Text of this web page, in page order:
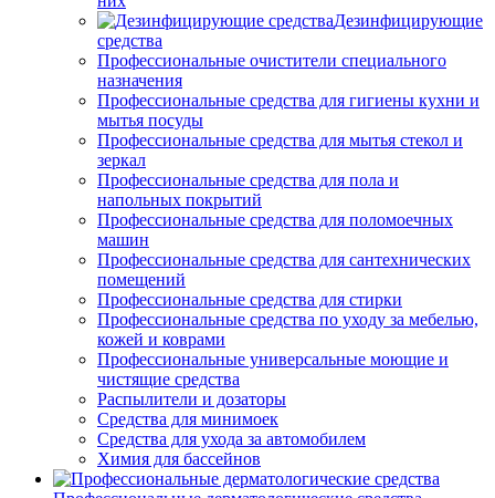
Дезинфицирующие
средства
Профессиональные очистители специального
назначения
Профессиональные средства для гигиены кухни и
мытья посуды
Профессиональные средства для мытья стекол и
зеркал
Профессиональные средства для пола и
напольных покрытий
Профессиональные средства для поломоечных
машин
Профессиональные средства для сантехнических
помещений
Профессиональные средства для стирки
Профессиональные средства по уходу за мебелью,
кожей и коврами
Профессиональные универсальные моющие и
чистящие средства
Распылители и дозаторы
Средства для минимоек
Средства для ухода за автомобилем
Химия для бассейнов